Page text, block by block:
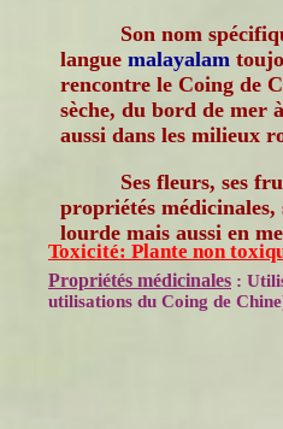
Son nom
langue malayalam
rencontre le Coing de
sèche, du bord de mer
aussi dans les milieux
Ses fleurs, ses
propriétés
lourde mais aussi en
Toxicité: Plante non
Propriétés médicinales :
utilisations du Coing de